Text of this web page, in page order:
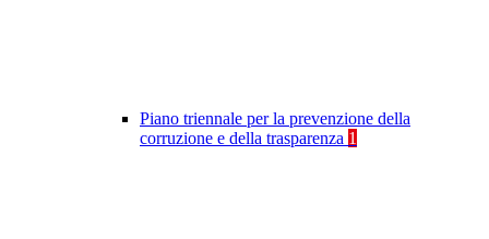
Piano triennale per la prevenzione della
corruzione e della trasparenza 1